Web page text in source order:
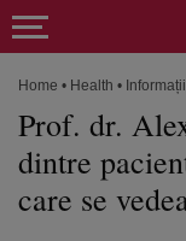
Home • Health •
Prof. dr.
dintre
care se